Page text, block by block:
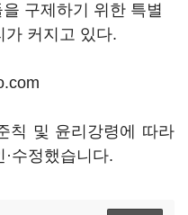
구제하기 위한 특별
가 커지고 있다.
칙 및 윤리강령에 따라
수정했습니다.